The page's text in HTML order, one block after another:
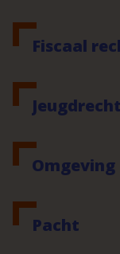
Fiscaal
Jeugdrecht
Omgeving
Pacht